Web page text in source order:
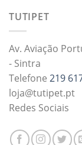
TUTIPET
Av. Aviação
- Sintra
Telefone 219
loja@tutipet.pt
Redes Sociais